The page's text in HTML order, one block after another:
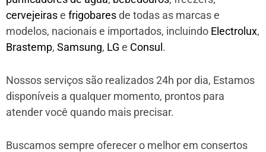
cervejeirase frigobaresde todas as marcas e
modelos, nacionais e importados, incluindo Electrolux,
Brastemp, Samsung, LG e Consul .
Nossos serviços são realizados 24h por dia, Estamos
disponíveis a qualquer momento, prontos para
atender você quando mais precisar.
Buscamos sempre oferecer o melhor em consertos